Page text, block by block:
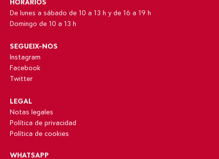
HORARIOS
De lunes a sábado de 10 a 13 h y de 16 a 19 h
Domingo de 10 a 13 h
SEGUEIX-NOS
Instagram
Facebook
Twitter
LEGAL
Notas legales
Política de privacidad
Política de cookies
WHATSAPP